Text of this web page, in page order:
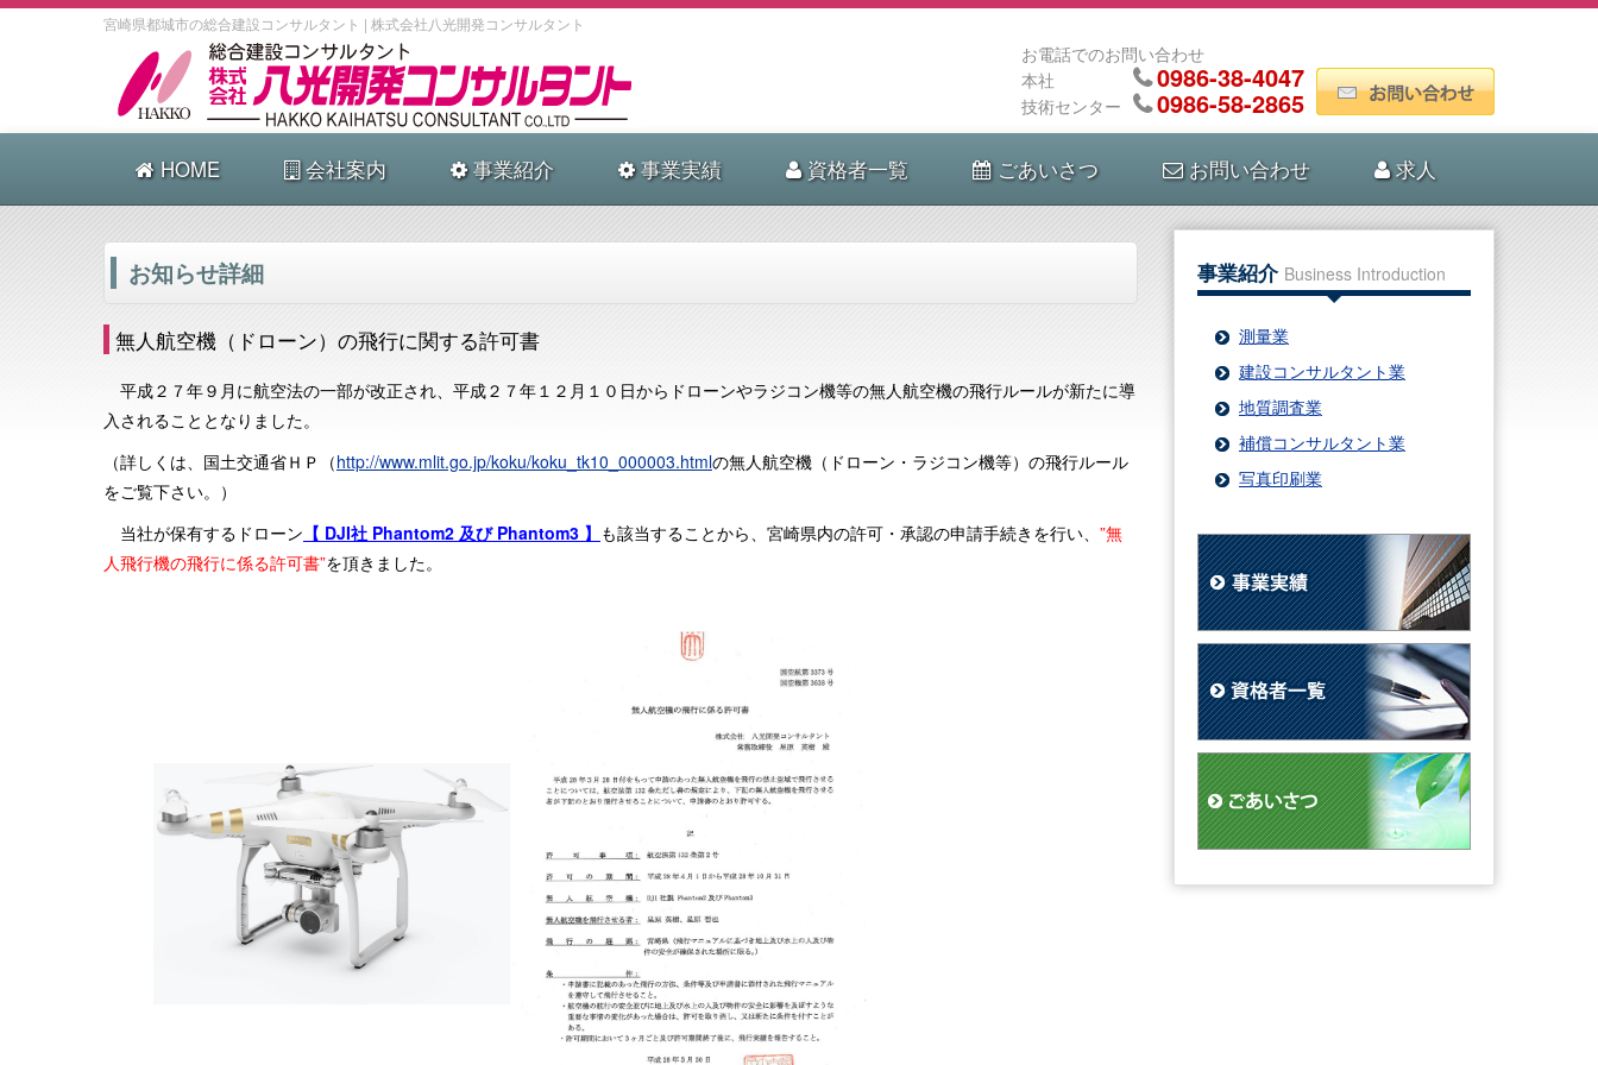
宮崎県都城市の総合建設コンサルタント | 株式会社八光開発コンサルタント
お電話でのお問い合わせ
本社
0986-38-4047
技術センター 0986-58-2865
HOME 会社案内 事業紹介 事業実績 資格者一覧 ごあいさつ お問い合わせ 求人
お知らせ詳細
無人航空機（ドローン）の飛行に関する許可書
平成２７年９月に航空法の一部が改正され、平成２７年１２月１０日からドローンやラジコン機等の無人航空機の飛行ルールが新たに導
入されることとなりました。
（詳しくは、国土交通省ＨＰ（http://www.mlit.go.jp/koku/koku_tk10_000003.htmlの無人航空機（ドローン・ラジコン機等）の飛行ルール
をご覧下さい。）
当社が保有するドローン 【 DJI社 Phantom2 及び Phantom3 】 も該当することから、宮崎県内の許可・承認の申請手続きを行い、 ”無
人飛行機の飛行に係る許可書”を頂きました。
事業紹介 Business Introduction
測量業
建設コンサルタント業
地質調査業
補償コンサルタント業
写真印刷業